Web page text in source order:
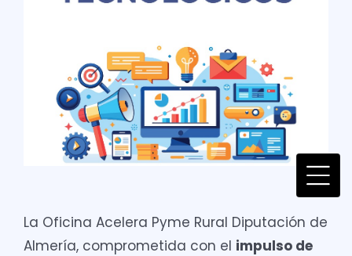
La Oficina Acelera Pyme Rural Diputación de
Almería, comprometida con el impulso de